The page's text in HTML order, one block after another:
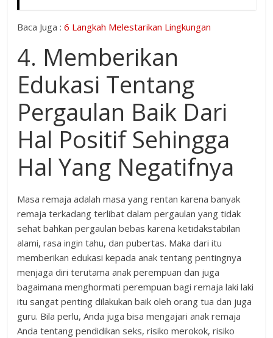
Baca Juga :6 Langkah Melestarikan Lingkungan
4. Memberikan
Edukasi Tentang
Pergaulan Baik Dari
Hal Positif Sehingga
Hal Yang Negatifnya
Masa remaja adalah masa yang rentan karena banyak
remaja terkadang terlibat dalam pergaulan yang tidak
sehat bahkan pergaulan bebas karena ketidakstabilan
alami, rasa ingin tahu, dan pubertas. Maka dari itu
memberikan edukasi kepada anak tentang pentingnya
menjaga diri terutama anak perempuan dan juga
bagaimana menghormati perempuan bagi remaja laki laki
itu sangat penting dilakukan baik oleh orang tua dan juga
guru. Bila perlu, Anda juga bisa mengajari anak remaja
Anda tentang pendidikan seks, risiko merokok, risiko